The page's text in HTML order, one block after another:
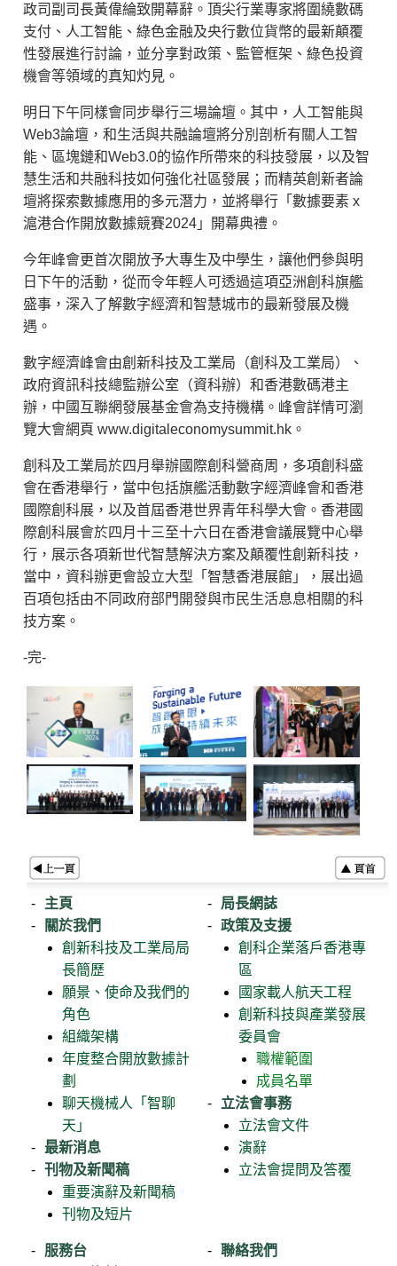
政司副司長黃偉綸致開幕辭。頂尖行業專家將圍繞數碼
支付、人工智能、綠色金融及央行數位貨幣的最新顛覆
性發展進行討論，並分享對政策、監管框架、綠色投資
機會等領域的真知灼見。
明日下午同樣會同步舉行三場論壇。其中，人工智能與
Web3論壇，和生活與共融論壇將分別剖析有關人工智
能、區塊鏈和Web3.0的協作所帶來的科技發展，以及智
慧生活和共融科技如何強化社區發展；而精英創新者論
壇將探索數據應用的多元潛力，並將舉行「數據要素 x
滬港合作開放數據競賽2024」開幕典禮。
今年峰會更首次開放予大專生及中學生，讓他們參與明
日下午的活動，從而令年輕人可透過這項亞洲創科旗艦
盛事，深入了解數字經濟和智慧城市的最新發展及機
遇。
數字經濟峰會由創新科技及工業局（創科及工業局）、
政府資訊科技總監辦公室（資科辦）和香港數碼港主
辦，中國互聯網發展基金會為支持機構。峰會詳情可瀏
覽大會網頁 www.digitaleconomysummit.hk。
創科及工業局於四月舉辦國際創科營商周，多項創科盛
會在香港舉行，當中包括旗艦活動數字經濟峰會和香港
國際創科展，以及首屆香港世界青年科學大會。香港國
際創科展會於四月十三至十六日在香港會議展覽中心舉
行，展示各項新世代智慧解決方案及顛覆性創新科技，
當中，資科辦更會設立大型「智慧香港展館」，展出過
百項包括由不同政府部門開發與市民生活息息相關的科
技方案。
-完-
主頁
關於我們
創新科技及工業局局
長簡歷
願景、使命及我們的
角色
組織架構
年度整合開放數據計
劃
聊天機械人「智聊
天」
最新消息
刊物及新聞稿
重要演辭及新聞稿
刊物及短片
局長網誌
政策及支援
創科企業落戶香港專
區
國家載人航天工程
創新科技與產業發展
委員會
職權範圍
成員名單
立法會事務
立法會文件
演辭
立法會提問及答覆
服務台
聯絡我們